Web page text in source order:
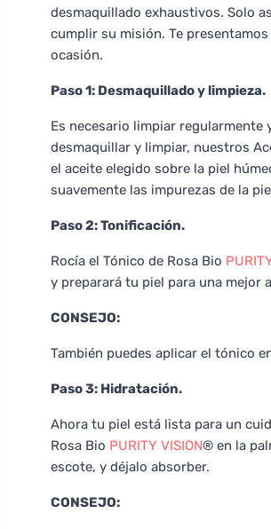
desmaquillado exhaustivos. Solo
cumplir su misión. Te
ocasión.
Paso 1: Desmaquillado y limpieza.
Es necesario limpiar regularmente
desmaquillar y limpiar, nuestros
el aceite elegido sobre la piel
suavemente las impurezas de la
Paso 2: Tonificación.
Rocía el Tónico de Rosa Bio
y preparará tu piel para una mejor
CONSEJO:
También puedes aplicar el tónico
Paso 3: Hidratación.
Ahora tu piel está lista para un
Rosa Bio PURITY VISION® en la
escote, y déjalo absorber.
CONSEJO: